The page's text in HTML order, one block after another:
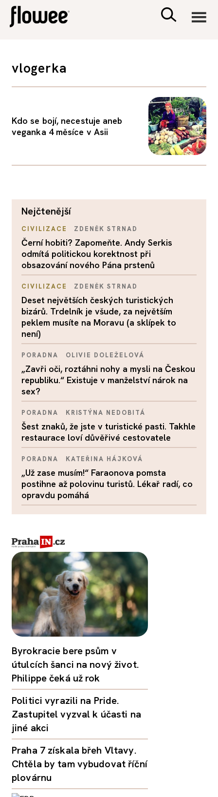
PORADNA
vlogerka
Kdo se bojí, necestuje aneb
veganka 4 měsíce v Asii
nejčtenější
CIVILIZACE ZDENĚK STRNAD
Černí hobiti? Zapomeňte. Andy Serkis
odmítá politickou korektnost při
obsazování nového Pána prstenů
CIVILIZACE ZDENĚK STRNAD
Deset největších českých turistických
bizárů. Trdelník je všude, za největším
peklem musíte na Moravu (a sklípek to
není)
PORADNA OLIVIE DOLEŽELOVÁ
„Zavři oči, roztáhni nohy a mysli na Českou
republiku.“ Existuje v manželství nárok na
sex?
PORADNA KRISTÝNA NEDOBITÁ
Šest znaků, že jste v turistické pasti. Takhle
restaurace loví důvěřivé cestovatele
PORADNA KATEŘINA HÁJKOVÁ
„Už zase musím!“ Faraonova pomsta
postihne až polovinu turistů. Lékař radí, co
opravdu pomáhá
Byrokracie bere psům v
útulcích šanci na nový život.
Philippe čeká už rok
Politici vyrazili na Pride.
Zastupitel vyzval k účasti na
jiné akci
Praha 7 získala břeh Vltavy.
Chtěla by tam vybudovat říční
plovárnu